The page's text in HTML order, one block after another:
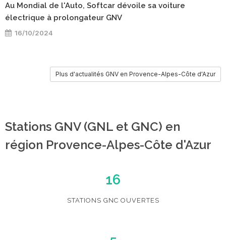
Au Mondial de l'Auto, Softcar dévoile sa voiture
électrique à prolongateur GNV
16/10/2024
Plus d'actualités GNV en Provence-Alpes-Côte d'Azur
Stations GNV (GNL et GNC) en
région Provence-Alpes-Côte d'Azur
16
STATIONS GNC OUVERTES